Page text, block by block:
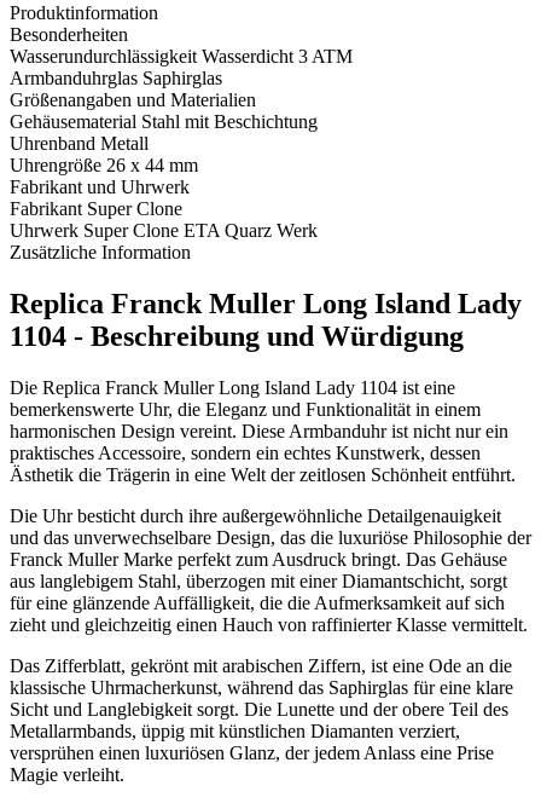
Produktinformation
Besonderheiten
Wasserundurchlässigkeit Wasserdicht 3 ATM
Armbanduhrglas Saphirglas
Größenangaben und Materialien
Gehäusematerial Stahl mit Beschichtung
Uhrenband Metall
Uhrengröße 26 x 44 mm
Fabrikant und Uhrwerk
Fabrikant Super Clone
Uhrwerk Super Clone ETA Quarz Werk
Zusätzliche Information
Replica Franck Muller Long Island Lady
1104 - Beschreibung und Würdigung
Die Replica Franck Muller Long Island Lady 1104 ist eine
bemerkenswerte Uhr, die Eleganz und Funktionalität in einem
harmonischen Design vereint. Diese Armbanduhr ist nicht nur ein
praktisches Accessoire, sondern ein echtes Kunstwerk, dessen
Ästhetik die Trägerin in eine Welt der zeitlosen Schönheit entführt.
Die Uhr besticht durch ihre außergewöhnliche Detailgenauigkeit
und das unverwechselbare Design, das die luxuriöse Philosophie der
Franck Muller Marke perfekt zum Ausdruck bringt. Das Gehäuse
aus langlebigem Stahl, überzogen mit einer Diamantschicht, sorgt
für eine glänzende Auffälligkeit, die die Aufmerksamkeit auf sich
zieht und gleichzeitig einen Hauch von raffinierter Klasse vermittelt.
Das Zifferblatt, gekrönt mit arabischen Ziffern, ist eine Ode an die
klassische Uhrmacherkunst, während das Saphirglas für eine klare
Sicht und Langlebigkeit sorgt. Die Lunette und der obere Teil des
Metallarmbands, üppig mit künstlichen Diamanten verziert,
versprühen einen luxuriösen Glanz, der jedem Anlass eine Prise
Magie verleiht.